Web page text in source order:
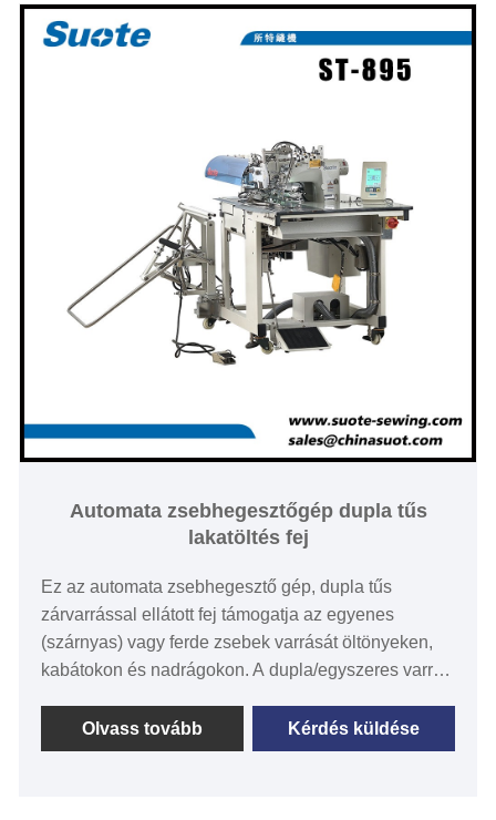
Automata zsebhegesztőgép dupla tűs
lakatöltés fej
Ez az automata zsebhegesztő gép, dupla tűs
zárvarrással ellátott fej támogatja az egyenes
(szárnyas) vagy ferde zsebek varrását öltönyeken,
kabátokon és nadrágokon. A dupla/egyszeres varrás
váltható át. Meghosszabbított varráshossz (18-220
mm) Érintőképernyős működés A Suote az automata
Olvass tovább Kérdés küldése